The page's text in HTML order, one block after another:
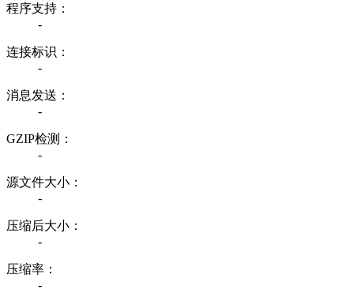
程序支持：
-
连接标识：
-
消息发送：
-
GZIP检测：
-
源文件大小：
-
压缩后大小：
-
压缩率：
-